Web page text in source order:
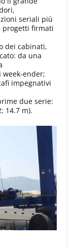
seriali più
progetti firmati
dei cabinati,
da una
ender;
impegnativi
due serie:
14.7 m).